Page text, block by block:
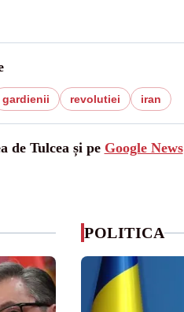
gardienii revolutiei iran
de Tulcea și pe Google News
POLITICA